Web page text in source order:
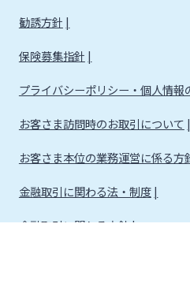
勧誘方針
保険募集指針
プライバシーポリシー・個人情報
お客さま訪問時のお取引について
お客さま本位の業務運営に係る方
金融取引に関わる法・制度
金融取引に関わる方針